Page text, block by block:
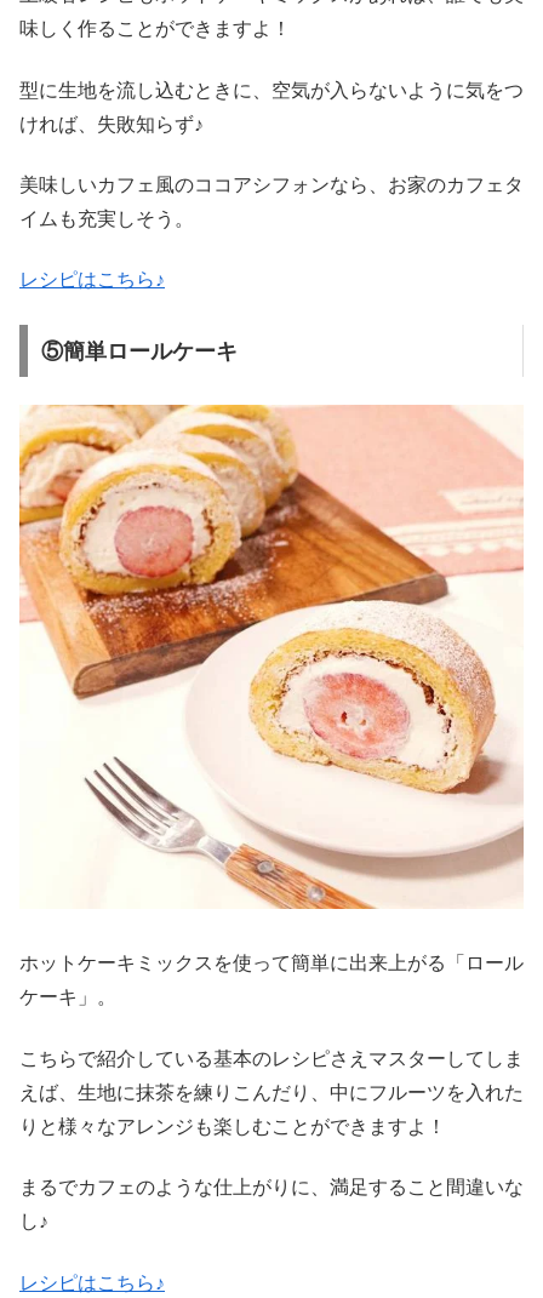
味しく作ることができますよ！
型に生地を流し込むときに、空気が入らないように気をつ
ければ、失敗知らず♪
美味しいカフェ風のココアシフォンなら、お家のカフェタ
イムも充実しそう。
レシピはこちら♪
⑤簡単ロールケーキ
ホットケーキミックスを使って簡単に出来上がる「ロール
ケーキ」。
こちらで紹介している基本のレシピさえマスターしてしま
えば、生地に抹茶を練りこんだり、中にフルーツを入れた
りと様々なアレンジも楽しむことができますよ！
まるでカフェのような仕上がりに、満足すること間違いな
し♪
レシピはこちら♪